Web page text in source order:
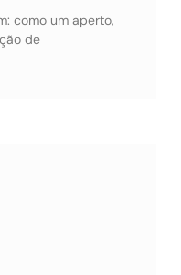
como um aperto,
de